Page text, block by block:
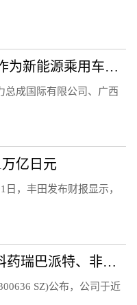
时代电气：设控股子公司 作为新能源乘用车电驱产业发展平台
总成国际有限公司、广西
亿日元
，丰田发布财报显示，
同和药业(300636.SZ)：原料药瑞巴派特、非布司他通过药品GMP符合性检查
SZ)公布，公司于近